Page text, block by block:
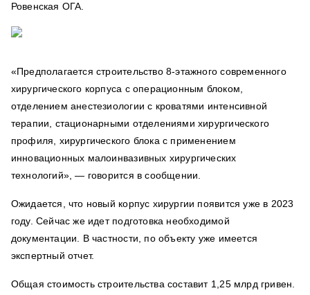
Ровенская ОГА.
«Предполагается строительство 8-этажного современного
хирургического корпуса с операционным блоком,
отделением анестезиологии с кроватями интенсивной
терапии, стационарными отделениями хирургического
профиля, хирургического блока с применением
инновационных малоинвазивных хирургических
технологий», — говорится в сообщении.
Ожидается, что новый корпус хирургии появится уже в 2023
году. Сейчас же идет подготовка необходимой
документации. В частности, по объекту уже имеется
экспертный отчет.
Общая стоимость строительства составит 1,25 млрд гривен.